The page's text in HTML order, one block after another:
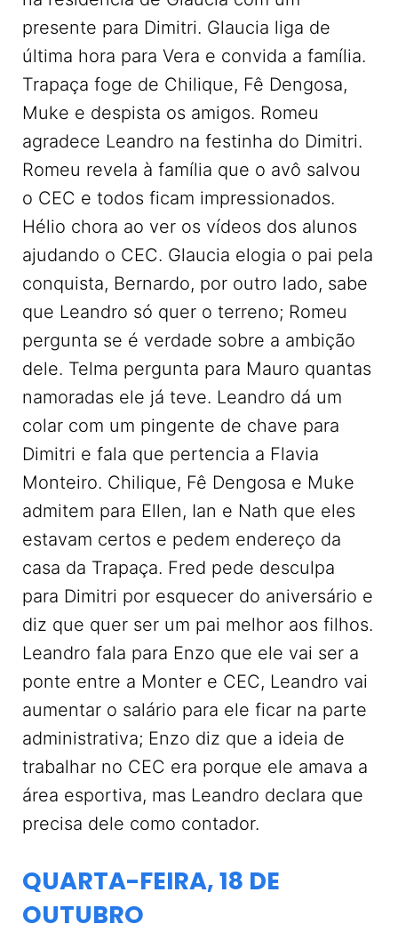
presente para Dimitri. Glaucia liga de
última hora para Vera e convida a família.
Trapaça foge de Chilique, Fê Dengosa,
Muke e despista os amigos. Romeu
agradece Leandro na festinha do Dimitri.
Romeu revela à família que o avô salvou
o CEC e todos ficam impressionados.
Hélio chora ao ver os vídeos dos alunos
ajudando o CEC. Glaucia elogia o pai pela
conquista, Bernardo, por outro lado, sabe
que Leandro só quer o terreno; Romeu
pergunta se é verdade sobre a ambição
dele. Telma pergunta para Mauro quantas
namoradas ele já teve. Leandro dá um
colar com um pingente de chave para
Dimitri e fala que pertencia a Flavia
Monteiro. Chilique, Fê Dengosa e Muke
admitem para Ellen, Ian e Nath que eles
estavam certos e pedem endereço da
casa da Trapaça. Fred pede desculpa
para Dimitri por esquecer do aniversário e
diz que quer ser um pai melhor aos filhos.
Leandro fala para Enzo que ele vai ser a
ponte entre a Monter e CEC, Leandro vai
aumentar o salário para ele ficar na parte
administrativa; Enzo diz que a ideia de
trabalhar no CEC era porque ele amava a
área esportiva, mas Leandro declara que
precisa dele como contador.
QUARTA-FEIRA, 18 DE
OUTUBRO